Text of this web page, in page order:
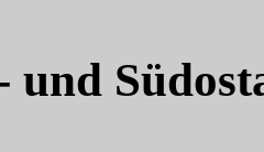
und